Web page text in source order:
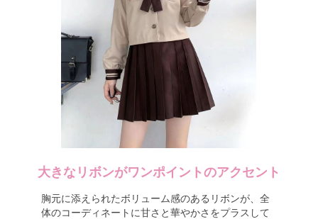
大きなリボンがワンポイントのアクセント
胸元に添えられたボリューム感のあるリボンが、全
体のコーディネートに甘さと華やかさをプラスして